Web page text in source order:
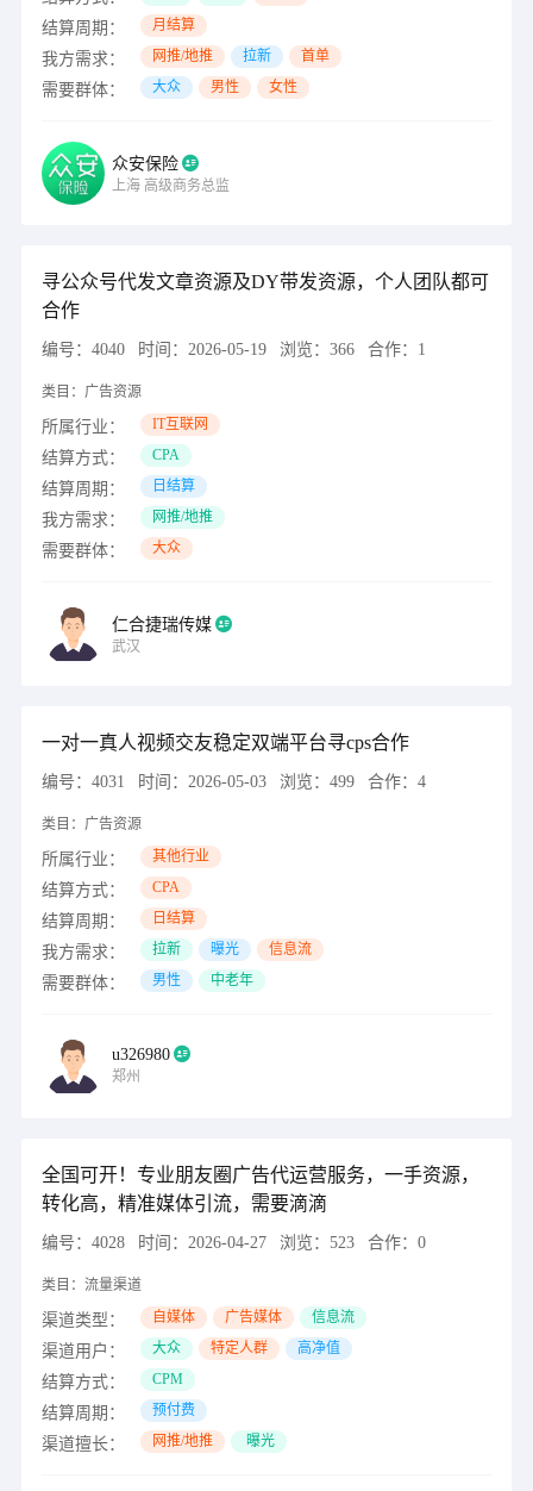
结算周期： 月结算
我方需求： 网推/地推 拉新 首单
需要群体： 大众 男性 女性
众安保险
上海 高级商务总监
寻公众号代发文章资源及DY带发资源，个人团队都可
合作
编号： 4040 时间： 2026-05-19 浏览： 366 合作： 1
类目： 广告资源
所属行业： IT互联网
结算方式： CPA
结算周期： 日结算
我方需求： 网推/地推
需要群体： 大众
仁合捷瑞传媒
武汉
一对一真人视频交友稳定双端平台寻cps合作
编号： 4031 时间： 2026-05-03 浏览： 499 合作： 4
类目： 广告资源
所属行业： 其他行业
结算方式： CPA
结算周期： 日结算
我方需求： 拉新 曝光 信息流
需要群体： 男性 中老年
u326980
郑州
全国可开！专业朋友圈广告代运营服务，一手资源，
转化高，精准媒体引流，需要滴滴
编号： 4028 时间： 2026-04-27 浏览： 523 合作： 0
类目： 流量渠道
渠道类型： 自媒体 广告媒体 信息流
渠道用户： 大众 特定人群 高净值
结算方式： CPM
结算周期： 预付费
渠道擅长： 网推/地推 曝光